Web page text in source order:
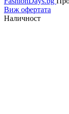
Виж офертата
Наличност